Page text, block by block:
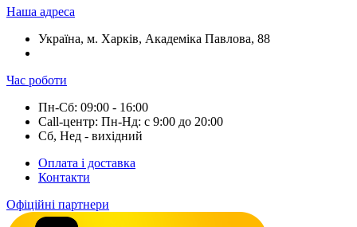
Наша адреса
Україна, м. Харків, Академіка Павлова, 88
Час роботи
Пн-Сб: 09:00 - 16:00
Call-центр: Пн-Нд: с 9:00 до 20:00
Сб, Нед - вихідний
Оплата і доставка
Контакти
Офіційні партнери